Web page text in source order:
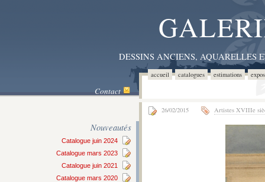
DESSINS ANCIENS,
accueil catalogues estimations
Contact
Nouveautés
Catalogue juin 2024
Catalogue mars 2023
Catalogue juin 2021
Catalogue mars 2020
26/02/2015 Artistes XVIIIe